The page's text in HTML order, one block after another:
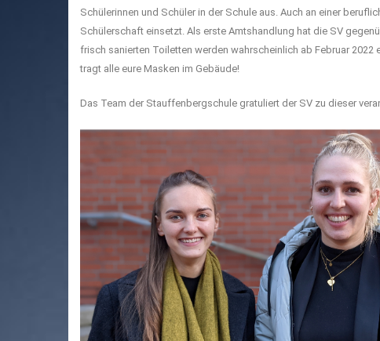
Schülerinnen und Schüler in der Schule aus. Auch an einer
Schülerschaft einsetzt. Als erste Amtshandlung hat die SV
frisch sanierten Toiletten werden wahrscheinlich ab Februar
tragt alle eure Masken im Gebäude!
Das Team der Stauffenbergschule gratuliert der SV zu dieser